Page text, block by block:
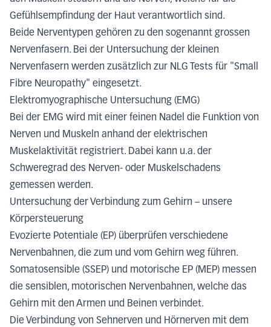
Gefühlsempfindung der Haut verantwortlich sind.
Beide Nerventypen gehören zu den sogenannt grossen
Nervenfasern. Bei der Untersuchung der kleinen
Nervenfasern werden zusätzlich zur NLG Tests für "Small
Fibre Neuropathy" eingesetzt.
Elektromyographische Untersuchung (EMG)
Bei der EMG wird mit einer feinen Nadel die Funktion von
Nerven und Muskeln anhand der elektrischen
Muskelaktivität registriert. Dabei kann u.a. der
Schweregrad des Nerven- oder Muskelschadens
gemessen werden.
Untersuchung der Verbindung zum Gehirn – unsere
Körpersteuerung
Evozierte Potentiale (EP) überprüfen verschiedene
Nervenbahnen, die zum und vom Gehirn weg führen.
Somatosensible (SSEP) und motorische EP (MEP) messen
die sensiblen, motorischen Nervenbahnen, welche das
Gehirn mit den Armen und Beinen verbindet.
Die Verbindung von Sehnerven und Hörnerven mit dem